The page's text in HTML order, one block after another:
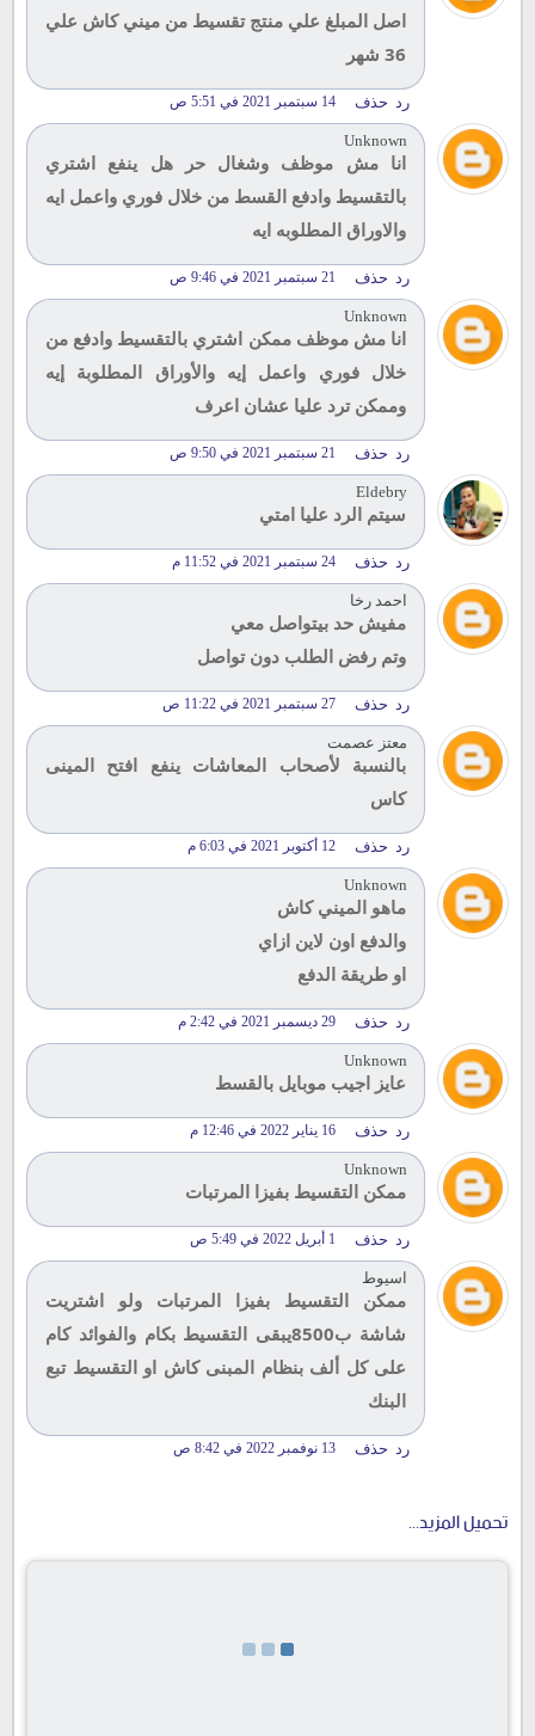
14 سبتمبر 2021 في 5:51 ص
اصل المبلغ علي منتج تقسيط من ميني كاش علي
36 شهر
رد حذف
Unknown
21 سبتمبر 2021 في 9:46 ص
انا مش موظف وشغال حر هل ينفع اشتري
بالتقسيط وادفع القسط من خلال فوري واعمل ايه
والاوراق المطلوبه ايه
رد حذف
Unknown
21 سبتمبر 2021 في 9:50 ص
انا مش موظف ممكن اشتري بالتقسيط وادفع من
خلال فوري واعمل إيه والأوراق المطلوبة إيه
وممكن ترد عليا عشان اعرف
رد حذف
Eldebry
24 سبتمبر 2021 في 11:52 م
سيتم الرد عليا امتي
رد حذف
احمد رخا
27 سبتمبر 2021 في 11:22 ص
مفيش حد بيتواصل معي
وتم رفض الطلب دون تواصل
رد حذف
معتز عصمت
12 أكتوبر 2021 في 6:03 م
بالنسبة لأصحاب المعاشات ينفع افتح المينى
كاس
رد حذف
Unknown
29 ديسمبر 2021 في 2:42 م
ماهو الميني كاش
والدفع اون لاين ازاي
او طريقة الدفع
رد حذف
Unknown
16 يناير 2022 في 12:46 م
عايز اجيب موبايل بالقسط
رد حذف
Unknown
1 أبريل 2022 في 5:49 ص
ممكن التقسيط بفيزا المرتبات
رد حذف
اسيوط
13 نوفمبر 2022 في 8:42 ص
ممكن التقسيط بفيزا المرتبات ولو اشتريت
شاشة ب8500يبقى التقسيط بكام والفوائد كام
على كل ألف بنظام المبنى كاش او التقسيط تبع
البنك
رد حذف
تحميل المزيد...